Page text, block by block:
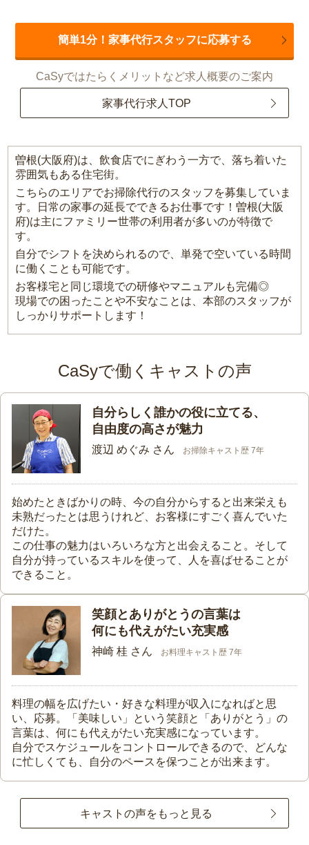
簡単1分！家事代行スタッフに応募する
CaSyではたらくメリットなど求人概要のご案内
家事代行求人TOP
曽根(大阪府)は、飲食店でにぎわう一方で、落ち着いた
雰囲気もある住宅街。
こちらのエリアでお掃除代行のスタッフを募集していま
す。日常の家事の延長でできるお仕事です！曽根(大阪
府)は主にファミリー世帯の利用者が多いのが特徴で
す。
自分でシフトを決められるので、単発で空いている時間
に働くことも可能です。
お客様宅と同じ環境での研修やマニュアルも完備◎
現場での困ったことや不安なことは、本部のスタッフが
しっかりサポートします！
CaSyで働くキャストの声
自分らしく誰かの役に立てる、
自由度の高さが魅力
渡辺 めぐみ さん お掃除キャスト歴 7年
始めたときばかりの時、今の自分からすると出来栄えも
未熟だったとは思うけれど、お客様にすごく喜んでいた
だけた。
この仕事の魅力はいろいろな方と出会えること。そして
自分が持っているスキルを使って、人を喜ばせることが
できること。
笑顔とありがとうの言葉は
何にも代えがたい充実感
神崎 桂 さん お料理キャスト歴 7年
料理の幅を広げたい・好きな料理が収入になればと思
い、応募。「美味しい」という笑顔と「ありがとう」の
言葉は、何にも代えがたい充実感になっています。
自分でスケジュールをコントロールできるので、どんな
に忙しくても、自分のペースを保つことが出来ます。
キャストの声をもっと見る